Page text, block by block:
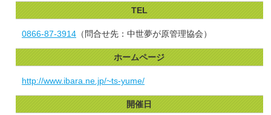
TEL
0866-87-3914（問合せ先：中世夢が原管理協会）
ホームページ
http://www.ibara.ne.jp/~ts-yume/
開催日